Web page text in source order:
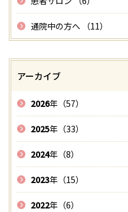
通院中の方へ （11）
アーカイブ
2026年（57）
2025年（33）
2024年（8）
2023年（15）
2022年（6）